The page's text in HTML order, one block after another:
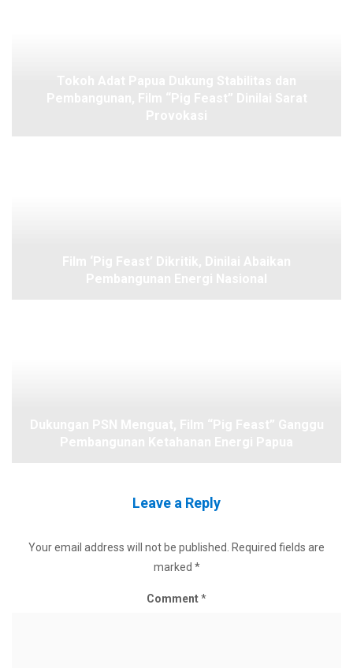
Leave a Reply
Your email address will not be published.
Required fields are
marked *
Comment*